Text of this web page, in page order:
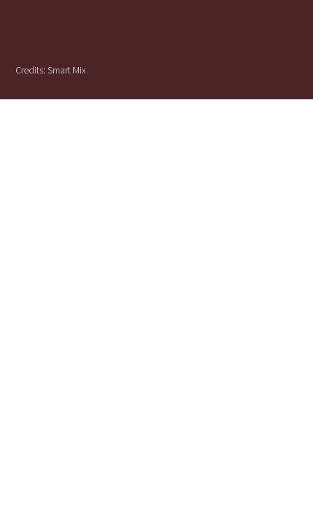
Credits:Smart Mix